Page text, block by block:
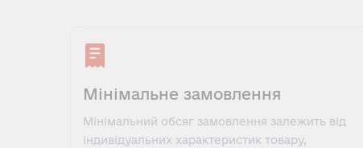
Мінімальне замовлення
Мінімальний обсяг замовлення залежить від
індивідуальних характеристик товару,